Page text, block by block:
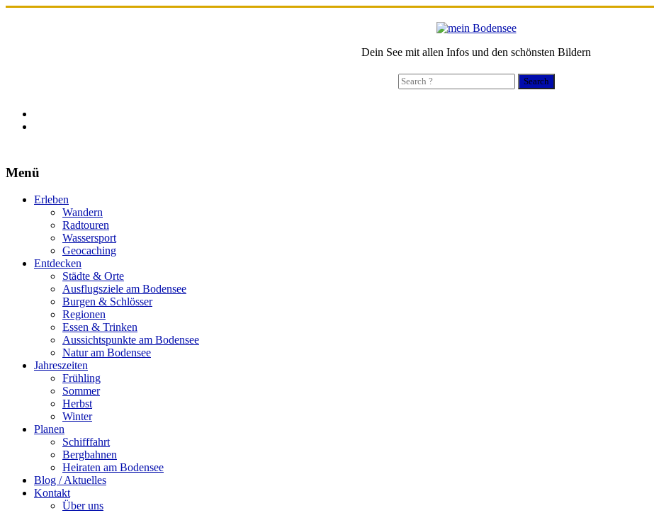
Dein See mit allen Infos und den schönsten Bildern
Search
for:
Menü
Erleben
Wandern
Radtouren
Wassersport
Geocaching
Entdecken
Städte & Orte
Ausflugsziele am Bodensee
Burgen & Schlösser
Regionen
Essen & Trinken
Aussichtspunkte am Bodensee
Natur am Bodensee
Jahreszeiten
Frühling
Sommer
Herbst
Winter
Planen
Schifffahrt
Bergbahnen
Heiraten am Bodensee
Blog / Aktuelles
Kontakt
Über uns